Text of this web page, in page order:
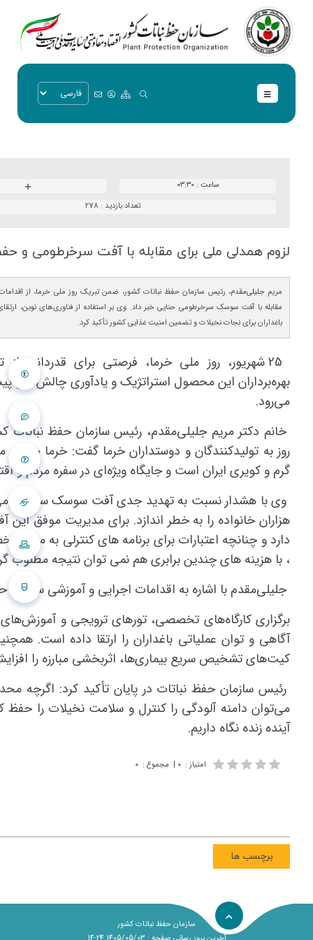
ساعت :۰۳:۳۰
تعداد بازدید : 278
لزوم همدلی ملی برای مقابله با آفت سرخرطومی و
مریم جلیلی‌مقدم، رئیس سازمان حفظ نباتات کشور، ضمن تبریک روز ملی خرما، از
مقابله با آفت سوسک سرخرطومی حنایی خبر داد. وی بر استفاده از فناوری‌های نوین،
باغداران برای نجات نخیلات و تضمین امنیت غذایی کشور تأکید کرد.
25 شهریور، روز ملی خرما، فرصتی برای قدردانی
بهره‌برداران این محصول استراتژیک و یادآوری چالش‌های
می‌رود.
خانم دکتر مریم جلیلی‌مقدم، رئیس سازمان حفظ نباتات
روز به تولیدکنندگان و دوستداران خرما گفت: خرما میراث
گرم و کویری ایران است و جایگاه ویژه‌ای در سفره مردم
وی با هشدار نسبت به تهدید جدی آفت سوسک سرخرطومی
هزاران خانواده را به خطر اندازد. برای مدیریت موفق
دارد و چنانچه اعتبارات برای برنامه های کنترلی به
، با هزینه های چندین برابری هم نمی توان نتیجه
جلیلی‌مقدم با اشاره به اقدامات اجرایی و آموزشی
برگزاری کارگاه‌های تخصصی، تورهای ترویجی و
آگاهی و توان عملیاتی باغداران را ارتقا داده است.
کیت‌های تشخیص سریع بیماری‌ها، اثربخشی مبارزه را
رئیس سازمان حفظ نباتات در پایان تأکید کرد: اگرچه
می‌توان دامنه آلودگی را کنترل و سلامت نخیلات را حفظ
آینده زنده نگاه داریم.
امتیاز : ۰ | مجموع : ۰
برچسب ها
سازمان حفظ نباتات کشور